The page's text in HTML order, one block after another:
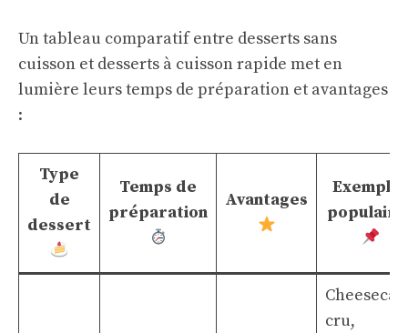
Un tableau comparatif entre desserts sans
cuisson et desserts à cuisson rapide met en
lumière leurs temps de préparation et avantages
:
Type
de
dessert
Temps de
préparation
Avantages
Exemples
cru,